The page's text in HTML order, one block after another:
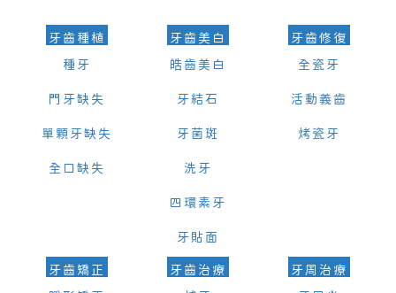
牙齒種植
種牙
門牙缺失
單顆牙缺失
全口缺失
牙齒美白
皓齒美白
牙結石
牙菌斑
洗牙
四環素牙
牙貼面
牙齒修復
全瓷牙
活動義齒
烤瓷牙
牙齒矯正
牙齒治療
牙周治療